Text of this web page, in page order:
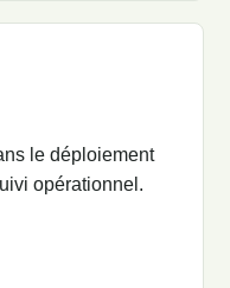
le déploiement
opérationnel.